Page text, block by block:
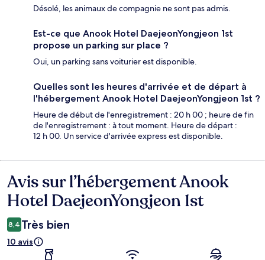
Désolé, les animaux de compagnie ne sont pas admis.
Est-ce que Anook Hotel DaejeonYongjeon 1st
propose un parking sur place ?
Oui, un parking sans voiturier est disponible.
Quelles sont les heures d'arrivée et de départ à
l'hébergement Anook Hotel DaejeonYongjeon 1st ?
Heure de début de l'enregistrement : 20 h 00 ; heure de fin
de l'enregistrement : à tout moment. Heure de départ :
12 h 00. Un service d'arrivée express est disponible.
Avis
Avis sur l’hébergement Anook
Hotel DaejeonYongjeon 1st
8,4 Très bien
10 avis